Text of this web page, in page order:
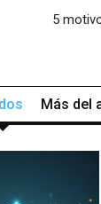
5
Más del